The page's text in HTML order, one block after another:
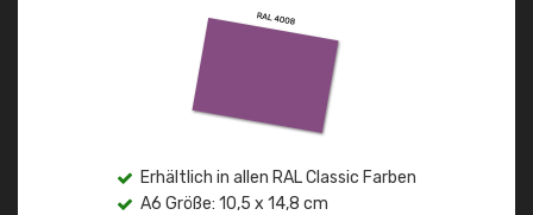
Erhältlich in allen RAL Classic Farben
A6 Größe: 10,5 x 14,8 cm